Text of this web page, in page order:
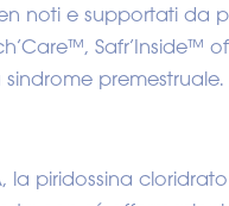
noti e supportati da
Safr’Inside™
premestruale.
la piridossina